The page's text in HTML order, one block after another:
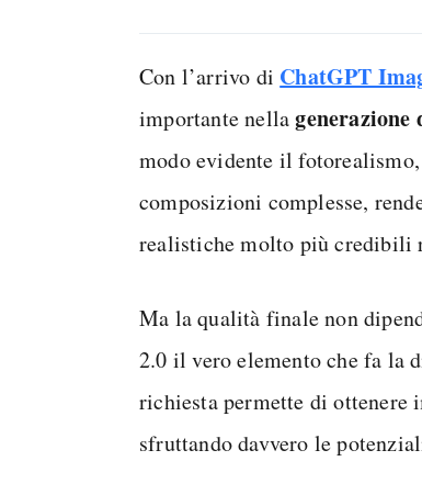
Con l’arrivo di ChatGPT
importante nella
modo evidente il
composizioni complesse,
realistiche molto più credibili
Ma la qualità finale non
2.0 il vero elemento che fa la
richiesta permette di
sfruttando davvero le